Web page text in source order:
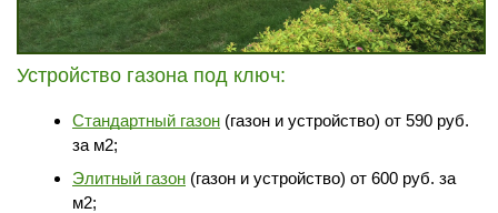
+7 (495) 181-61-55
Устройство газона под ключ:
Стандартный газон (газон и устройство) от 590 руб.
за м2;
Элитный газон (газон и устройство) от 600 руб. за
м2;